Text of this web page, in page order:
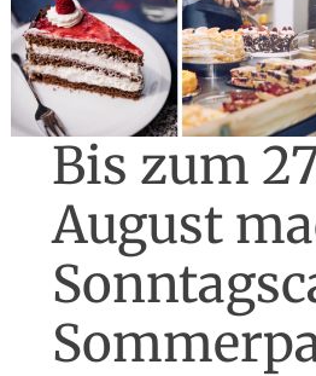
Bis zum
August